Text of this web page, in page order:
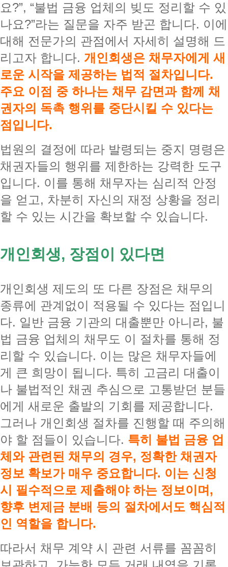
요?”, “불법 금융 업체의 빚도 정리할 수 있
나요?”라는 질문을 자주 받곤 합니다. 이에
대해 전문가의 관점에서 자세히 설명해 드
리고자 합니다. 개인회생은 채무자에게 새
로운 시작을 제공하는 법적 절차입니다.
주요 이점 중 하나는 채무 감면과 함께 채
권자의 독촉 행위를 중단시킬 수 있다는
점입니다.
법원의 결정에 따라 발령되는 중지 명령은
채권자들의 행위를 제한하는 강력한 도구
입니다. 이를 통해 채무자는 심리적 안정
을 얻고, 차분히 자신의 재정 상황을 정리
할 수 있는 시간을 확보할 수 있습니다.
개인회생, 장점이 있다면
개인회생 제도의 또 다른 장점은 채무의
종류에 관계없이 적용될 수 있다는 점입니
다. 일반 금융 기관의 대출뿐만 아니라, 불
법 금융 업체의 채무도 이 절차를 통해 정
리할 수 있습니다. 이는 많은 채무자들에
게 큰 희망이 됩니다. 특히 고금리 대출이
나 불법적인 채권 추심으로 고통받던 분들
에게 새로운 출발의 기회를 제공합니다.
그러나 개인회생 절차를 진행할 때 주의해
야 할 점들이 있습니다. 특히 불법 금융 업
체와 관련된 채무의 경우, 정확한 채권자
정보 확보가 매우 중요합니다. 이는 신청
시 필수적으로 제출해야 하는 정보이며,
향후 변제금 분배 등의 절차에서도 핵심적
인 역할을 합니다.
따라서 채무 계약 시 관련 서류를 꼼꼼히